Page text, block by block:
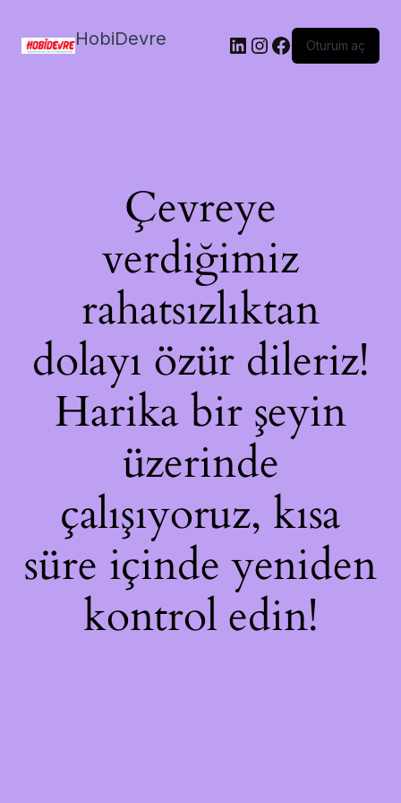
HobiDevre LinkedIn
Instagram
Facebook
Oturum aç
Çevreye
verdiğimiz
rahatsızlıktan
dolayı özür dileriz!
Harika bir şeyin
üzerinde
çalışıyoruz, kısa
süre içinde yeniden
kontrol edin!